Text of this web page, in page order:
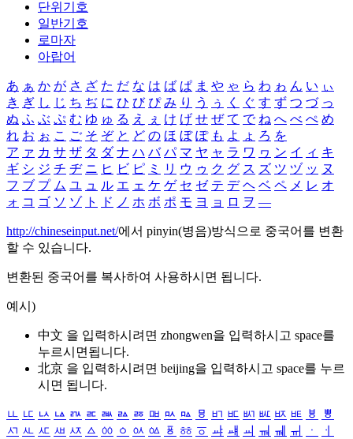
단위기호
일반기호
로마자
아랍어
あ ぁ か が さ ざ た だ な は ば ぱ ま や ゃ ら わ ゎ ん い ぃ
き ぎ し じ ち ぢ に ひ び ぴ み り う ぅ く ぐ す ず つ づ っ
ぬ ふ ぶ ぷ む ゆ ゅ る え ぇ け げ せ ぜ て で ね へ べ ぺ め
れ お ぉ こ ご そ ぞ と ど の ほ ぼ ぽ も よ ょ ろ を
ア ァ カ サ ザ タ ダ ナ ハ バ パ マ ヤ ャ ラ ワ ヮ ン イ ィ キ
ギ シ ジ チ ヂ ニ ヒ ビ ピ ミ リ ウ ゥ ク グ ス ズ ツ ヅ ッ ヌ
フ ブ プ ム ユ ュ ル エ ェ ケ ゲ セ ゼ テ デ ヘ ベ ペ メ レ オ
ォ コ ゴ ソ ゾ ト ド ノ ホ ボ ポ モ ヨ ョ ロ ヲ ―
http://chineseinput.net/에서 pinyin(병음)방식으로 중국어를 변환
할 수 있습니다.
변환된 중국어를 복사하여 사용하시면 됩니다.
예시)
中文 을 입력하시려면 zhongwen을 입력하시고 space를
누르시면됩니다.
北京 을 입력하시려면 beijing을 입력하시고 space를 누르
시면 됩니다.
ㅥ ㅦ ㅧ ㅨ ㅩ ㅪ ㅫ ㅬ ㅭ ㅮ ㅯ ㅰ ㅱ ㅲ ㅳ ㅴ ㅵ ㅶ ㅷ ㅸ
ㅹ
ㅺ ㅻ ㅼ ㅽ ㅾ ㅿ ㆀ ㆁ ㆂ ㆃ ㆄ ㆅ ㆆ ㆇ ㆈ ㆉ ㆊ ㆋ ㆌ ㆍ
ㆎ